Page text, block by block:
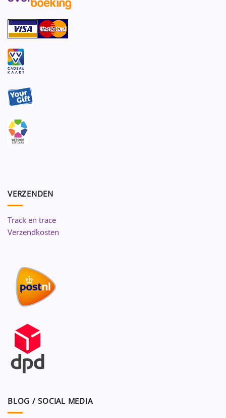
VERZENDEN
Track en trace
Verzendkosten
BLOG / SOCIAL MEDIA